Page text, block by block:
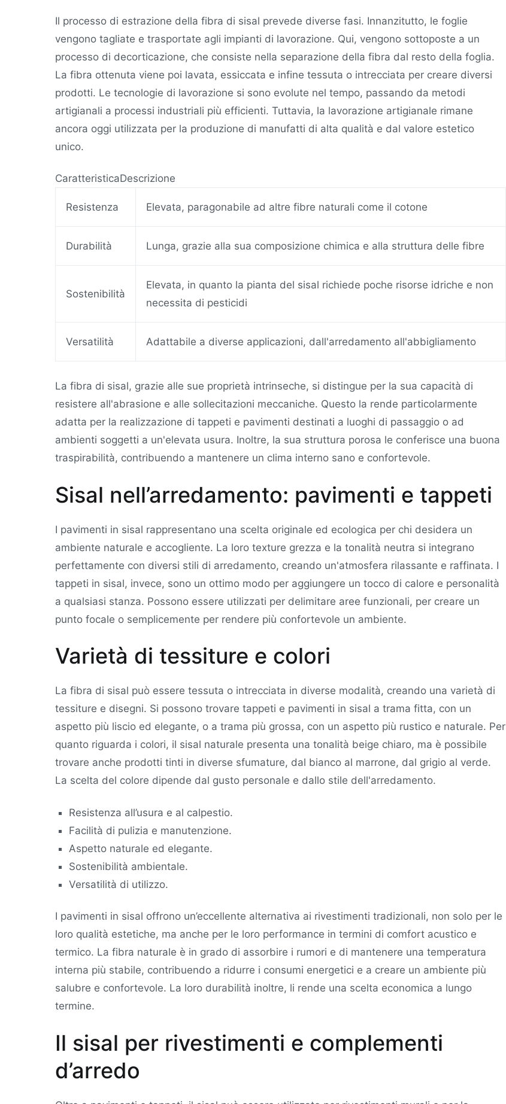
Il processo di estrazione della fibra di sisal prevede diverse fasi. Innanzitutto, le foglie
vengono tagliate e trasportate agli impianti di lavorazione. Qui, vengono sottoposte a un
processo di decorticazione, che consiste nella separazione della fibra dal resto della foglia.
La fibra ottenuta viene poi lavata, essiccata e infine tessuta o intrecciata per creare diversi
prodotti. Le tecnologie di lavorazione si sono evolute nel tempo, passando da metodi
artigianali a processi industriali più efficienti. Tuttavia, la lavorazione artigianale rimane
ancora oggi utilizzata per la produzione di manufatti di alta qualità e dal valore estetico
unico.
CaratteristicaDescrizione
Resistenza Elevata, paragonabile ad altre fibre naturali come il cotone
Durabilità Lunga, grazie alla sua composizione chimica e alla struttura delle fibre
Sostenibilità
Elevata, in quanto la pianta del sisal richiede poche risorse idriche e non
necessita di pesticidi
Versatilità Adattabile a diverse applicazioni, dall'arredamento all'abbigliamento
La fibra di sisal, grazie alle sue proprietà intrinseche, si distingue per la sua capacità di
resistere all'abrasione e alle sollecitazioni meccaniche. Questo la rende particolarmente
adatta per la realizzazione di tappeti e pavimenti destinati a luoghi di passaggio o ad
ambienti soggetti a un'elevata usura. Inoltre, la sua struttura porosa le conferisce una buona
traspirabilità, contribuendo a mantenere un clima interno sano e confortevole.
Sisal nell’arredamento: pavimenti e tappeti
I pavimenti in sisal rappresentano una scelta originale ed ecologica per chi desidera un
ambiente naturale e accogliente. La loro texture grezza e la tonalità neutra si integrano
perfettamente con diversi stili di arredamento, creando un'atmosfera rilassante e raffinata. I
tappeti in sisal, invece, sono un ottimo modo per aggiungere un tocco di calore e personalità
a qualsiasi stanza. Possono essere utilizzati per delimitare aree funzionali, per creare un
punto focale o semplicemente per rendere più confortevole un ambiente.
Varietà di tessiture e colori
La fibra di sisal può essere tessuta o intrecciata in diverse modalità, creando una varietà di
tessiture e disegni. Si possono trovare tappeti e pavimenti in sisal a trama fitta, con un
aspetto più liscio ed elegante, o a trama più grossa, con un aspetto più rustico e naturale. Per
quanto riguarda i colori, il sisal naturale presenta una tonalità beige chiaro, ma è possibile
trovare anche prodotti tinti in diverse sfumature, dal bianco al marrone, dal grigio al verde.
La scelta del colore dipende dal gusto personale e dallo stile dell'arredamento.
Resistenza all’usura e al calpestio.
Facilità di pulizia e manutenzione.
Aspetto naturale ed elegante.
Sostenibilità ambientale.
Versatilità di utilizzo.
I pavimenti in sisal offrono un’eccellente alternativa ai rivestimenti tradizionali, non solo per le
loro qualità estetiche, ma anche per le loro performance in termini di comfort acustico e
termico. La fibra naturale è in grado di assorbire i rumori e di mantenere una temperatura
interna più stabile, contribuendo a ridurre i consumi energetici e a creare un ambiente più
salubre e confortevole. La loro durabilità inoltre, li rende una scelta economica a lungo
termine.
Il sisal per rivestimenti e complementi
d’arredo